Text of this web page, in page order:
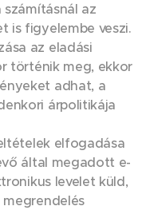
az
is figyelembe veszi.
az eladási
történik meg, ekkor
adhat, a
árpolitikája
elfogadása
által megadott e-
levelet küld,